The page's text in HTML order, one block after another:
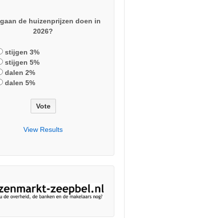
de huizenprijzen doen in
2026?
stijgen 3%
stijgen 5%
dalen 2%
dalen 5%
View Results